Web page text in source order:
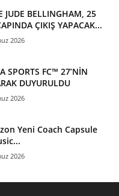
JUDE BELLINGHAM, 25
ÇIKIŞ YAPACAK...
2026
SPORTS FC™ 27’NİN
DUYURULDU
2026
Yeni Coach Capsule
2026